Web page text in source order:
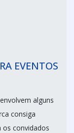
EVENTOS
alguns
consiga
os convidados